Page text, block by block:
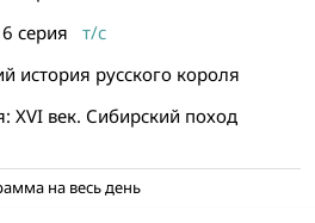
серия т/с
история русского короля
XVI век. Сибирский поход
на весь день